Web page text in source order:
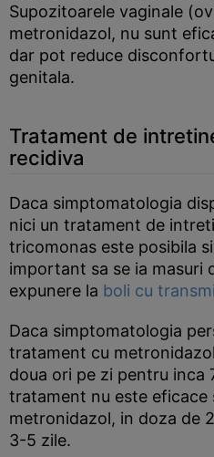
Supozitoarele vaginale
metronidazol, nu sunt
dar pot reduce
genitala.
Tratament de
recidiva
Daca simptomatologia
nici un tratament de
tricomonas este posibila
important sa se ia masuri
expunere la boli cu
Daca simptomatologia
tratament cu
doua ori pe zi pentru inca
tratament nu este eficace
metronidazol, in doza de
3-5 zile.